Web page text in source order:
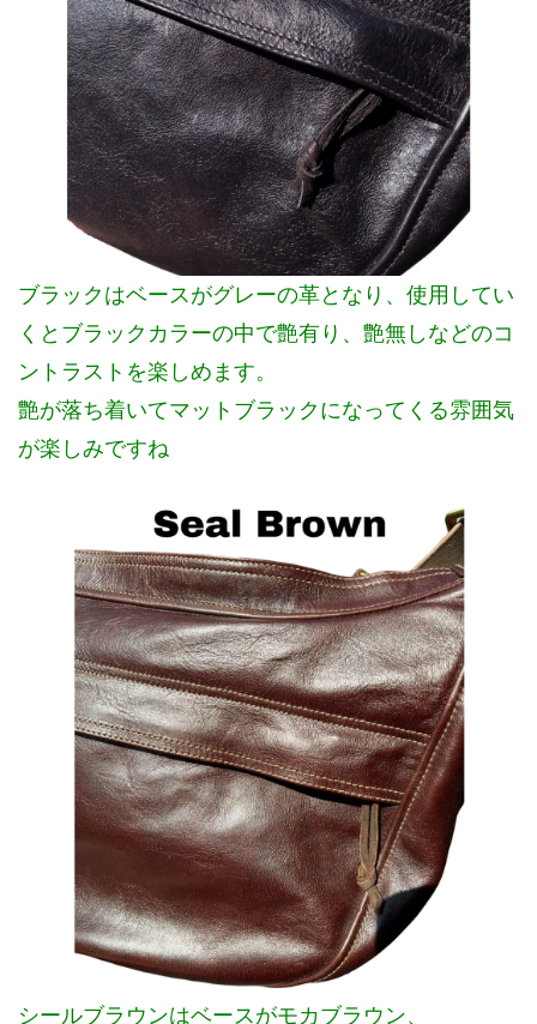
ブラックはベースがグレーの革となり、使用してい
くとブラックカラーの中で艶有り、艶無しなどのコ
ントラストを楽しめます。
艶が落ち着いてマットブラックになってくる雰囲気
が楽しみですね
シールブラウンはベースがモカブラウン、